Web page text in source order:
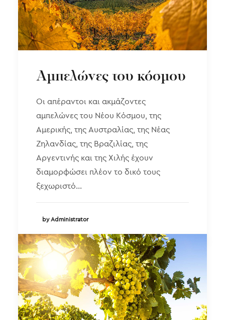
Αμπελώνες του κόσμου
Οι απέραντοι και ακμάζοντες
αμπελώνες του Νέου Κόσμου, της
Αμερικής, της Αυστραλίας, της Νέας
Ζηλανδίας, της Βραζιλίας, της
Αργεντινής και της Χιλής έχουν
διαμορφώσει πλέον το δικό τους
ξεχωριστό…
by Administrator